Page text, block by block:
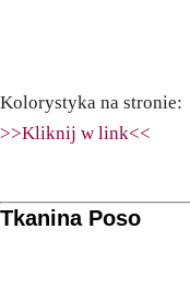
Kolorystyka na stronie:
>>Kliknij w link<<
Tkanina Poso